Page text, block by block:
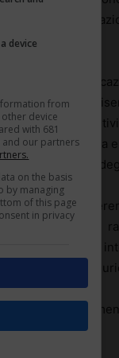
delle
ambito di
di base
:
uso dei
è ammesso via
allegati, utilizzo
essere
Importante il
. Il legale
operativo, non
di
device
from
device
with 681
and our partners
on the basis
by managing
of this page
in privacy